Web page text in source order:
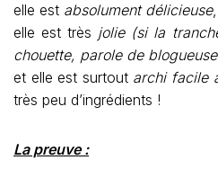
elle est absolument délicieuse,
elle est très jolie (si la
chouette, parole de
et elle est surtout archi facile
très peu d’ingrédients !
La preuve :